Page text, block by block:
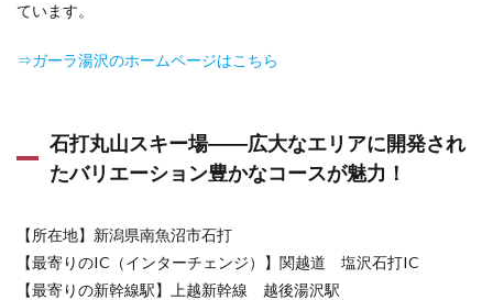
なコ
でも
3.3
佐久ス
キーガ
パラダ
――ス
キー、
スノボ
ています。
⇒ガーラ湯沢のホームページはこちら
石打丸山スキー場――広大なエリアに開発され
たバリエーション豊かなコースが魅力！
【所在地】新潟県南魚沼市石打
【最寄りのIC（インターチェンジ）】関越道 塩沢石打IC
【最寄りの新幹線駅】上越新幹線 越後湯沢駅